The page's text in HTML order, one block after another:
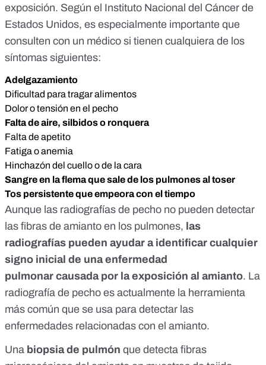
exposición. Según el Instituto Nacional del Cáncer de
Estados Unidos, es especialmente importante que
consulten con un médico si tienen cualquiera de los
síntomas siguientes:
Adelgazamiento
Dificultad para tragar alimentos
Dolor o tensión en el pecho
Falta de aire, silbidos o ronquera
Falta de apetito
Fatiga o anemia
Hinchazón del cuello o de la cara
Sangre en la flema que sale de los pulmones al toser
Tos persistente que empeora con el tiempo
Aunque las radiografías de pecho no pueden detectar
las fibras de amianto en los pulmones, las
radiografías pueden ayudar a identificar cualquier
signo inicial de una enfermedad
pulmonar causada por la exposición al amianto. La
radiografía de pecho es actualmente la herramienta
más común que se usa para detectar las
enfermedades relacionadas con el amianto.
Una biopsia de pulmón que detecta fibras